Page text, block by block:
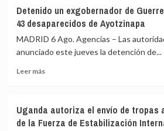
a
uno
de
sus
acusado
Fiscalía
alemana
investiga
el
con
el
aeropuerto
Detenido un exgobernador de
43 desaparecidos de Ayotzinapa
MADRID 6 Ago. Agencias – Las
anunciado este jueves la detención de...
Leer másLeer
un
exgobernador
Uganda autoriza el envío de tropas
de la Fuerza de Estabilización